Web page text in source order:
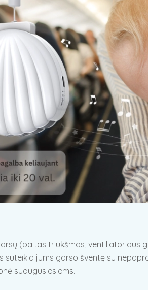
(baltas triukšmas,
jums garso šventę su
suaugusiesiems.